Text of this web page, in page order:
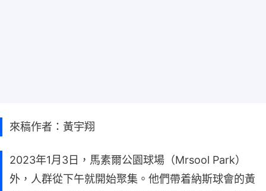
來稿作者：黃宇翔
2023年1月3日，馬素爾公園球場（Mrsool Park）
外，人群從下午就開始聚集。他們帶着納斯球會的黃